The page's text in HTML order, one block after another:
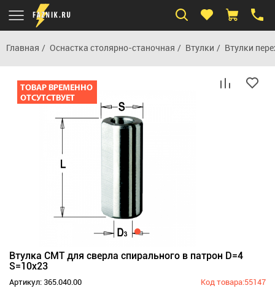
Главная Оснастка столярно-станочная Втулки Втулки
Втулка СМТ для сверла спирального в патрон D=4
S=10x23
Артикул: 365.040.00 Код товара:55147